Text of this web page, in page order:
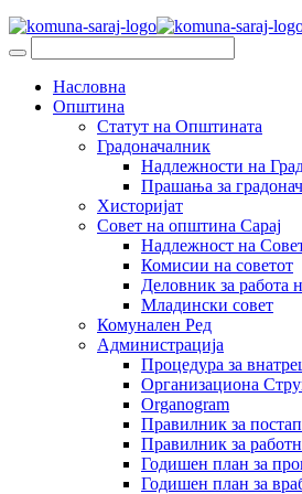
Насловна
Општина
Статут на Општината
Градоначалник
Надлежности на
Прашања за
Хисторијат
Совет на општина Сарај
Надлежност на
Комисии на советот
Деловник за работа
Младински совет
Комунален Ред
Администрација
Процедура за
Организациона
Organogram
Правилник за
Правилник за
Годишен план за
Годишен план за